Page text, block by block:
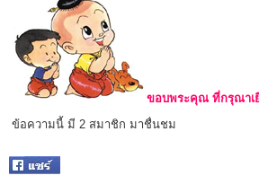
ขอบพระคุณ ที่กรุณาเ
ข้อความนี้ มี 2 สมาชิก มาชื่นชม